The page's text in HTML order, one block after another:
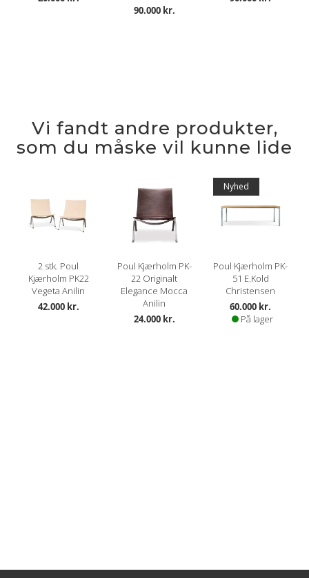
90.000 kr.
Vi fandt andre produkter,
som du måske vil kunne lide
2 stk. Poul
Kjærholm PK22
Vegeta Anilin
42.000 kr.
Poul Kjærholm PK-
22 Originalt
Elegance Mocca
Anilin
24.000 kr.
Nyhed
Poul Kjærholm PK-
51 E.Kold
Christensen
60.000 kr.
På lager